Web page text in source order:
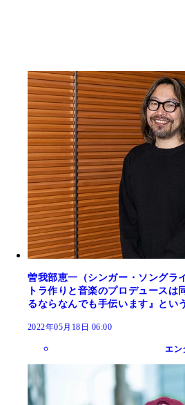
曽我部恵一（シンガー・ソングラ
トラ作りと音楽のプロデュースは
るならなんでも手伝います』とい
2022年05月18日 06:00
エン